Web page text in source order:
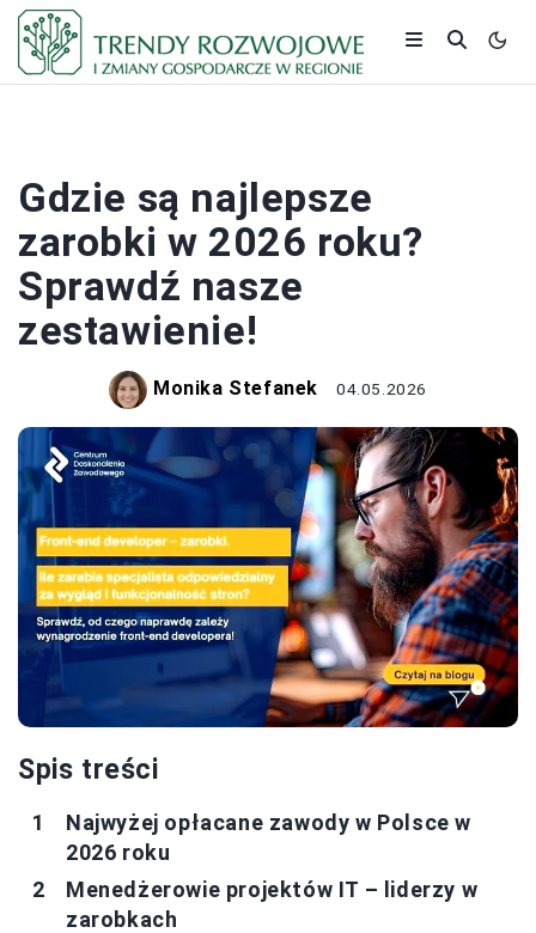
Gdzie są najlepsze
zarobki w 2026 roku?
Sprawdź nasze
zestawienie!
Monika Stefanek 04.05.2026
Spis treści
Najwyżej opłacane zawody w Polsce w
2026 roku
Menedżerowie projektów IT – liderzy w
zarobkach